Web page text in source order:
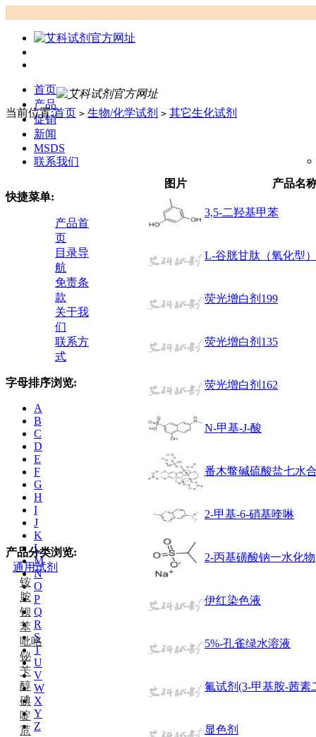
首页
产品
促销
新闻
MSDS
联系我们
当前位置:首页 > 生物/化学试剂 > 其它生化试剂
快捷菜单:
产品首
页
目录导
航
免责条
款
关于我
们
联系方
式
字母排序浏览:
A
B
C
D
E
F
G
H
I
J
K
L
M
N
O
P
Q
R
S
T
U
V
W
X
Y
Z
产品分类浏览:
通用试剂
铵
胺
钡
苯
吡咯
铋
苄
醇
碘
啶
苊
图片 产品名
3,5-二羟基甲苯
L-谷胱甘肽（氧化型）
荧光增白剂199
荧光增白剂135
荧光增白剂162
N-甲基-J-酸
番木鳖碱硫酸盐七水
2-甲基-6-硝基喹啉
2-丙基磺酸钠一水化物
伊红染色液
5%-孔雀绿水溶液
氟试剂(3-甲基胺-茜素
显色剂